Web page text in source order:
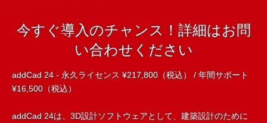
今すぐ導入のチャンス！詳細はお問
い合わせください
addCad 24 - 永久ライセンス ¥217,800（税込） / 年間サポート
¥16,500（税込）
addCad 24は、3D設計ソフトウェアとして、建築設計のために